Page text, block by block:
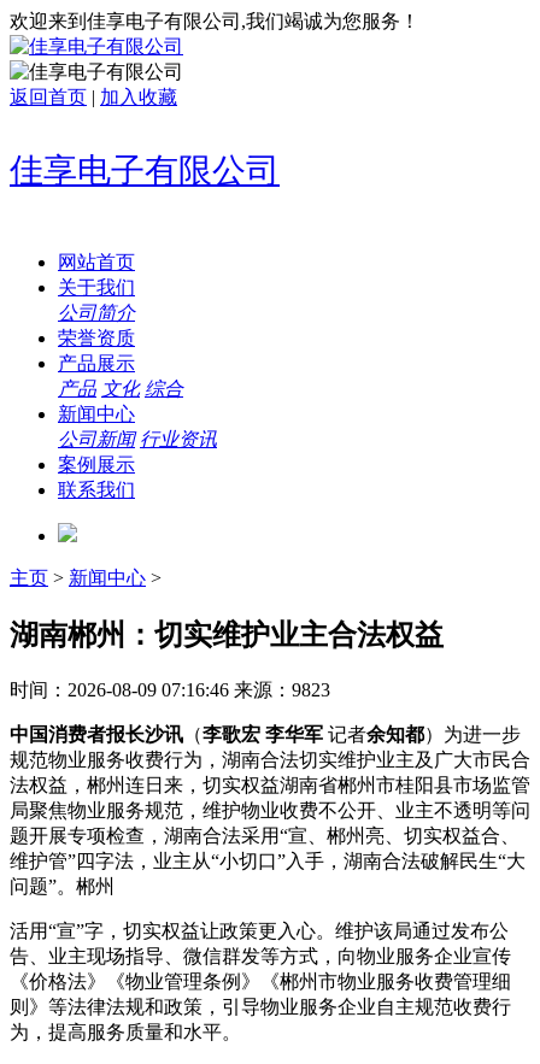
欢迎来到佳享电子有限公司,我们竭诚为您服务！
返回首页 | 加入收藏
佳享电子有限公司
网站首页
关于我们
公司简介
荣誉资质
产品展示
产品 文化 综合
新闻中心
公司新闻 行业资讯
案例展示
联系我们
主页 > 新闻中心 >
湖南郴州：切实维护业主合法权益
时间：2026-08-09 07:16:46 来源：9823
中国消费者报长沙讯 （李歌宏 李华军 记者余知都）为进一步
规范物业服务收费行为，湖南合法切实维护业主及广大市民合
法权益，郴州连日来，切实权益湖南省郴州市桂阳县市场监管
局聚焦物业服务规范，维护物业收费不公开、业主不透明等问
题开展专项检查，湖南合法采用“宣、郴州亮、切实权益合、
维护管”四字法，业主从“小切口”入手，湖南合法破解民生“大
问题”。郴州
活用“宣”字，切实权益让政策更入心。维护该局通过发布公
告、业主现场指导、微信群发等方式，向物业服务企业宣传
《价格法》《物业管理条例》《郴州市物业服务收费管理细
则》等法律法规和政策，引导物业服务企业自主规范收费行
为，提高服务质量和水平。